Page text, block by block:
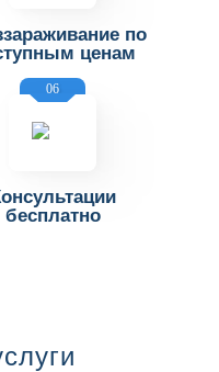
по
ценам
06
бесплатно